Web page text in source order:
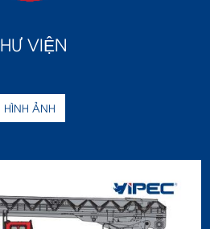
VIỆN
HÌNH ẢNH